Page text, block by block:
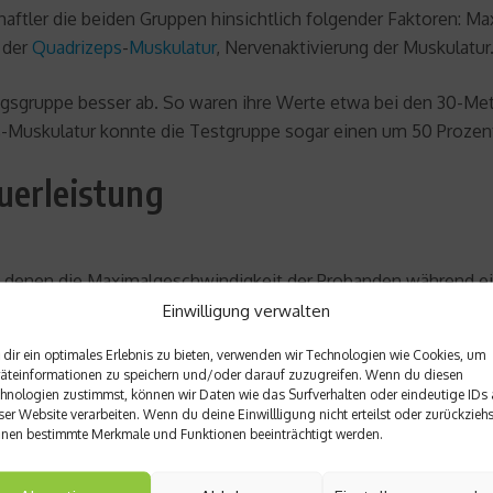
Einwilligung verwalten
dir ein optimales Erlebnis zu bieten, verwenden wir Technologien wie Cookies, um
zu speichern und/oder darauf zuzugreifen. Wenn du diesen
zustimmst, können wir Daten wie das Surfverhalten oder eindeutige IDs
Website verarbeiten. Wenn du deine Einwillligung nicht erteilst oder
bestimmte Merkmale und Funktionen beeinträchtigt werden.
die beiden Gruppen hinsichtlich folgender Faktoren:
der Quadrizeps-Muskulatur, Nervenaktivierung der Muskulatur.
besser ab. So waren ihre Werte etwa bei den 30-
konnte die Testgruppe sogar einen um 50
die Maximalgeschwindigkeit der Probanden während
Gruppen auf einem Level. Das bedeutet im Klartext,
eine Verbesserung der Sprintfähigkeiten mit sich bringt –
es möglich!